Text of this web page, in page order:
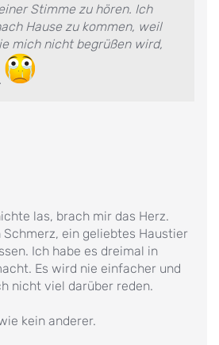
Stimme zu hören. Ich
Hause zu kommen, weil
mich nicht begrüßen wird,
las, brach mir das Herz.
Schmerz, ein geliebtes Haustier
Ich habe es dreimal in
Es wird nie einfacher und
nicht viel darüber reden.
kein anderer.